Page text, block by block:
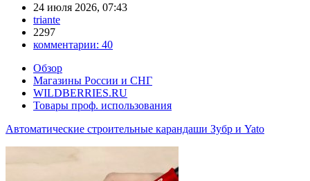
24 июля 2026, 07:43
triante
2297
комментарии: 40
Обзор
Магазины России и СНГ
WILDBERRIES.RU
Товары проф. использования
Автоматические строительные карандаши Зубр и Yato